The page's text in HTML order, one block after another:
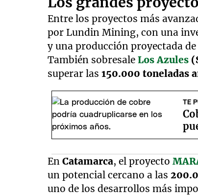
Entre los proyectos más
por Lundin Mining, con una
y una producción proyectada
También sobresaleLos Azules
superar las150.000 toneladas
TE
EnCatamarca, el proyecto
un potencial cercano a las
uno de los desarrollos más